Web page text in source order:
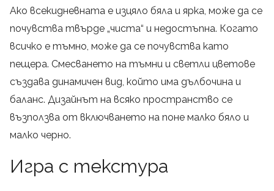
Ако всекидневната е изцяло бяла и ярка, може да се
почувства твърде „чиста“ и недостъпна. Когато
всичко е тъмно, може да се почувства като
пещера. Смесването на тъмни и светли цветове
създава динамичен вид, който има дълбочина и
баланс. Дизайнът на всяко пространство се
възползва от включването на поне малко бяло и
малко черно.
Игра с текстура